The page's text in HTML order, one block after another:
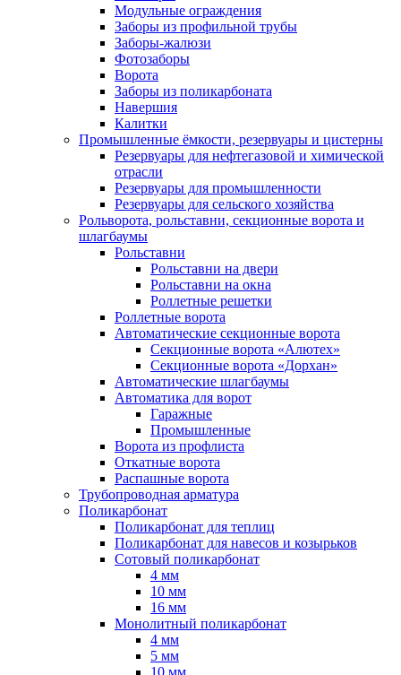
Модульные ограждения
Заборы из профильной трубы
Заборы-жалюзи
Фотозаборы
Ворота
Заборы из поликарбоната
Навершия
Калитки
Промышленные ёмкости, резервуары и цистерны
Резервуары для нефтегазовой и химической
отрасли
Резервуары для промышленности
Резервуары для сельского хозяйства
Рольворота, рольставни, секционные ворота и
шлагбаумы
Рольставни
Рольставни на двери
Рольставни на окна
Роллетные решетки
Роллетные ворота
Автоматические секционные ворота
Секционные ворота «Алютех»
Секционные ворота «Дорхан»
Автоматические шлагбаумы
Автоматика для ворот
Гаражные
Промышленные
Ворота из профлиста
Откатные ворота
Распашные ворота
Трубопроводная арматура
Поликарбонат
Поликарбонат для теплиц
Поликарбонат для навесов и козырьков
Сотовый поликарбонат
4 мм
10 мм
16 мм
Монолитный поликарбонат
4 мм
5 мм
10 мм